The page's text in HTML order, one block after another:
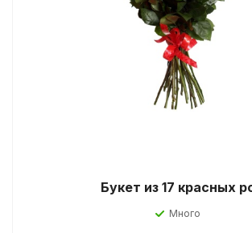
Букет из 17 красных
Много